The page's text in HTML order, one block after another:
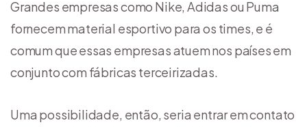
Grandes empresas como Nike, Adidas ou Puma
fornecem material esportivo para os times, e é
comum que essas empresas atuem nos países em
conjunto com fábricas terceirizadas.
Uma possibilidade, então, seria entrar em contato